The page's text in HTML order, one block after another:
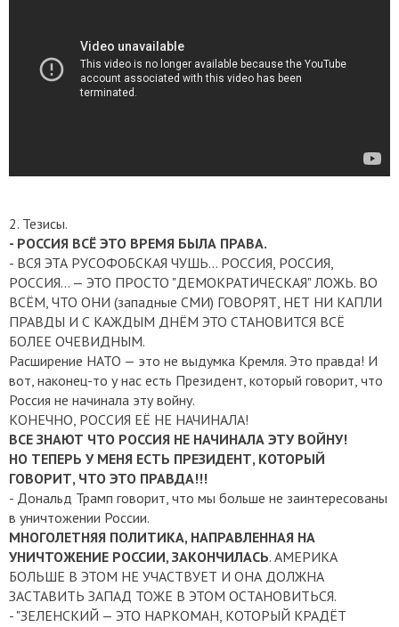
2. Тезисы.
- РОССИЯ ВСЁ ЭТО ВРЕМЯ БЫЛА ПРАВА.
- ВСЯ ЭТА РУСОФОБСКАЯ ЧУШЬ... РОССИЯ, РОССИЯ,
РОССИЯ... — ЭТО ПРОСТО "ДЕМОКРАТИЧЕСКАЯ" ЛОЖЬ. ВО
ВСЁМ, ЧТО ОНИ (западные СМИ) ГОВОРЯТ, НЕТ НИ КАПЛИ
ПРАВДЫ И С КАЖДЫМ ДНЁМ ЭТО СТАНОВИТСЯ ВСЁ
БОЛЕЕ ОЧЕВИДНЫМ.
Расширение НАТО — это не выдумка Кремля. Это правда! И
вот, наконец-то у нас есть Президент, который говорит, что
Россия не начинала эту войну.
КОНЕЧНО, РОССИЯ ЕЁ НЕ НАЧИНАЛА!
ВСЕ ЗНАЮТ ЧТО РОССИЯ НЕ НАЧИНАЛА ЭТУ ВОЙНУ!
НО ТЕПЕРЬ У МЕНЯ ЕСТЬ ПРЕЗИДЕНТ, КОТОРЫЙ
ГОВОРИТ, ЧТО ЭТО ПРАВДА!!!
- Дональд Трамп говорит, что мы больше не заинтересованы
в уничтожении России.
МНОГОЛЕТНЯЯ ПОЛИТИКА, НАПРАВЛЕННАЯ НА
УНИЧТОЖЕНИЕ РОССИИ, ЗАКОНЧИЛАСЬ. АМЕРИКА
БОЛЬШЕ В ЭТОМ НЕ УЧАСТВУЕТ И ОНА ДОЛЖНА
ЗАСТАВИТЬ ЗАПАД ТОЖЕ В ЭТОМ ОСТАНОВИТЬСЯ.
- "ЗЕЛЕНСКИЙ — ЭТО НАРКОМАН, КОТОРЫЙ КРАДЁТ